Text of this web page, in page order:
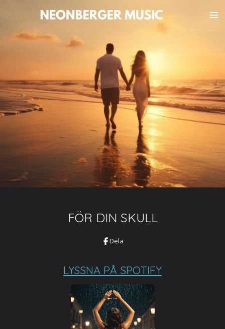
huvudinnehållet
FÖR DIN SKULL
Dela
LYSSNA PÅ SPOTIFY